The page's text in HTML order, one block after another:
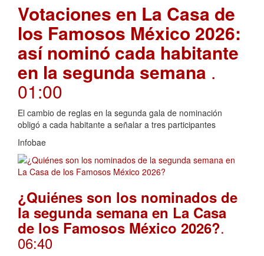
Votaciones en La Casa de
los Famosos México 2026:
así nominó cada habitante
en la segunda semana .
01:00
El cambio de reglas en la segunda gala de nominación
obligó a cada habitante a señalar a tres participantes
Infobae
¿Quiénes son los nominados de
la segunda semana en La Casa
de los Famosos México 2026?.
06:40